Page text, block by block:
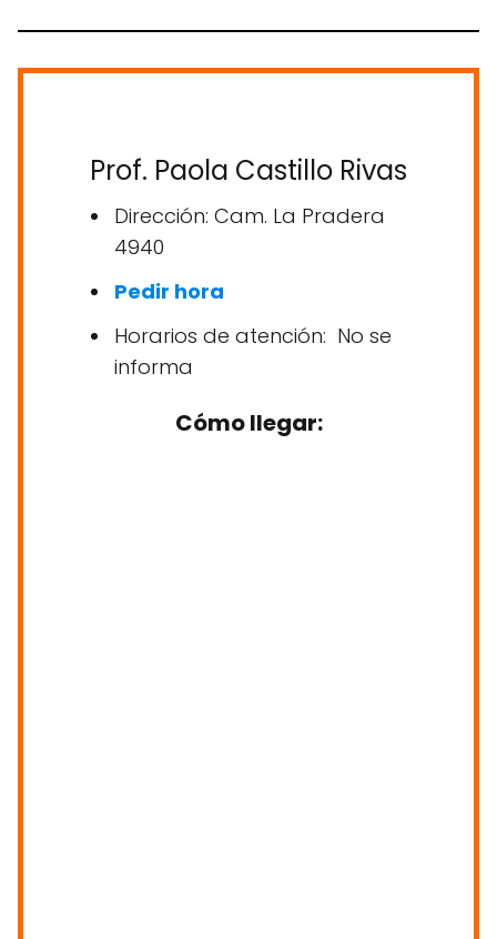
Prof. Paola Castillo Rivas
Dirección: Cam. La Pradera
4940
Pedir hora
Horarios de atención: No se
informa
Cómo llegar: